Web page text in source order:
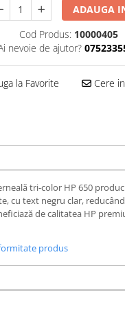
ADAUGA
Cod Produs: 10000405
nevoie de ajutor?
la Favorite Cere
tri-color HP 650
cu text negru clar,
de calitatea HP
produs